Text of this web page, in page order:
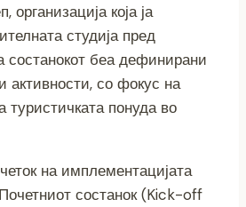
која ја
студија пред
беа дефинирани
активности, со фокус на
туристичката понуда во
на имплементацијата
состанок (Kick-off